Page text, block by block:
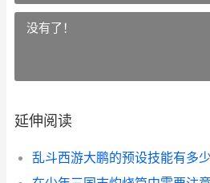
没有了！
延伸阅读